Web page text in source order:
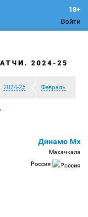
Войти
2024-25
2024-25 Февраль
Динамо Мх
Махачкала
Россия